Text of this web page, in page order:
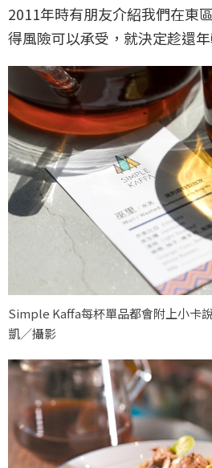
2011年時有朋友介紹我們在東
得風險可以承受，就決定趁還年
Simple Kaffa每杯單品都會附上小卡
凱／攝影